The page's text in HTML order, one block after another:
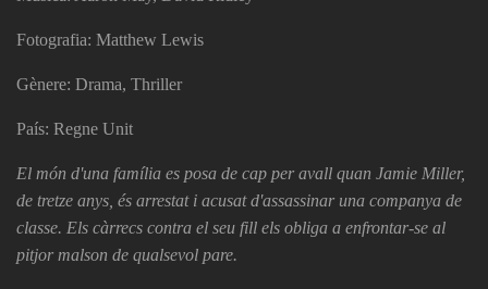
Fotografia: Matthew Lewis
Gènere: Drama, Thriller
País: Regne Unit
El món d'una família es posa de cap per avall quan Jamie Miller,
de tretze anys, és arrestat i acusat d'assassinar una companya de
classe. Els càrrecs contra el seu fill els obliga a enfrontar-se al
pitjor malson de qualsevol pare.